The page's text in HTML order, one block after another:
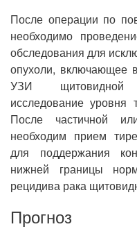
После операции по
необходимо
обследования для
опухоли, включающее
УЗИ щитовидной
исследование уровня
После частичной
необходим прием
для поддержания
нижней границы
рецидива рака
Прогноз